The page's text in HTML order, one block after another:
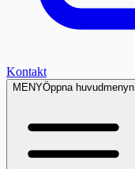
Kontakt
MENYÖppna huvudmenyn